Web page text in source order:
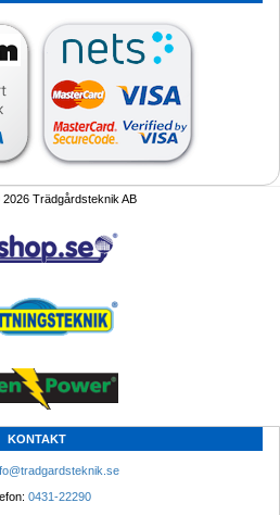
Trädgårdsteknik AB
KONTAKT
0431-22290